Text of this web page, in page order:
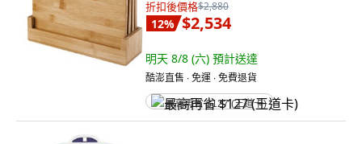
折扣後價格$2,880
12% $2,534
明天 8/8 (六) 預計送達
酷澎直售 ∙ 免運 ∙ 免費退貨
最高再省 $127 (王道卡)